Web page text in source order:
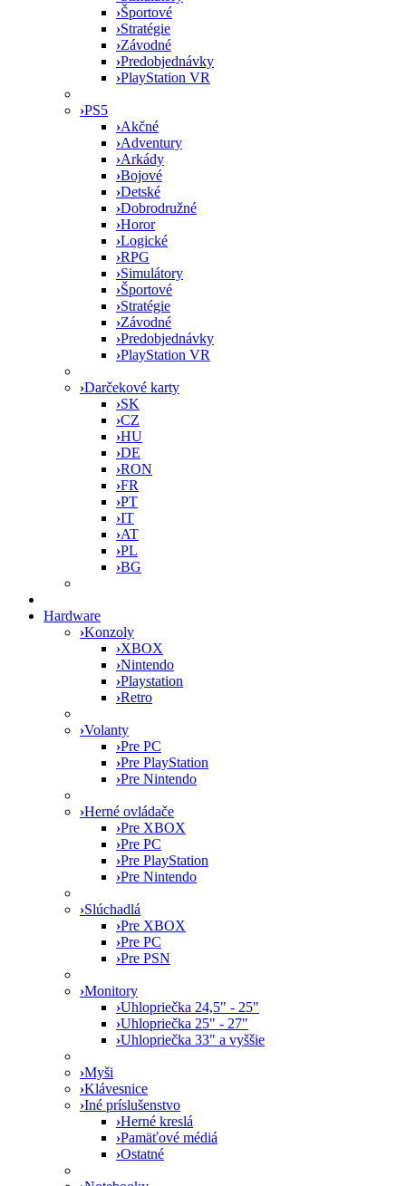
›Športové
›Stratégie
›Závodné
›Predobjednávky
›PlayStation VR
›PS5
›Akčné
›Adventury
›Arkády
›Bojové
›Detské
›Dobrodružné
›Horor
›Logické
›RPG
›Simulátory
›Športové
›Stratégie
›Závodné
›Predobjednávky
›PlayStation VR
›Darčekové karty
›SK
›CZ
›HU
›DE
›RON
›FR
›PT
›IT
›AT
›PL
›BG
Hardware
›Konzoly
›XBOX
›Nintendo
›Playstation
›Retro
›Volanty
›Pre PC
›Pre PlayStation
›Pre Nintendo
›Herné ovládače
›Pre XBOX
›Pre PC
›Pre PlayStation
›Pre Nintendo
›Slúchadlá
›Pre XBOX
›Pre PC
›Pre PSN
›Monitory
›Uhlopriečka 24,5" - 25"
›Uhlopriečka 25" - 27"
›Uhlopriečka 33" a vyššie
›Myši
›Klávesnice
›Iné príslušenstvo
›Herné kreslá
›Pamäťové médiá
›Ostatné